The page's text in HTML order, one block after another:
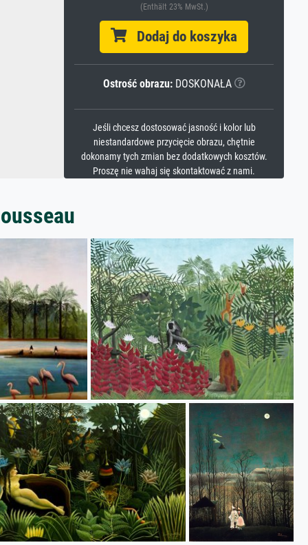
(Enthält 23% MwSt.)
Dodaj do koszyka
Ostrość obrazu:DOSKONAŁA
Jeśli chcesz dostosować jasność i kolor lub
niestandardowe przycięcie obrazu, chętnie
dokonamy tych zmian bez dodatkowych kosztów.
Proszę nie wahaj się skontaktować z nami.